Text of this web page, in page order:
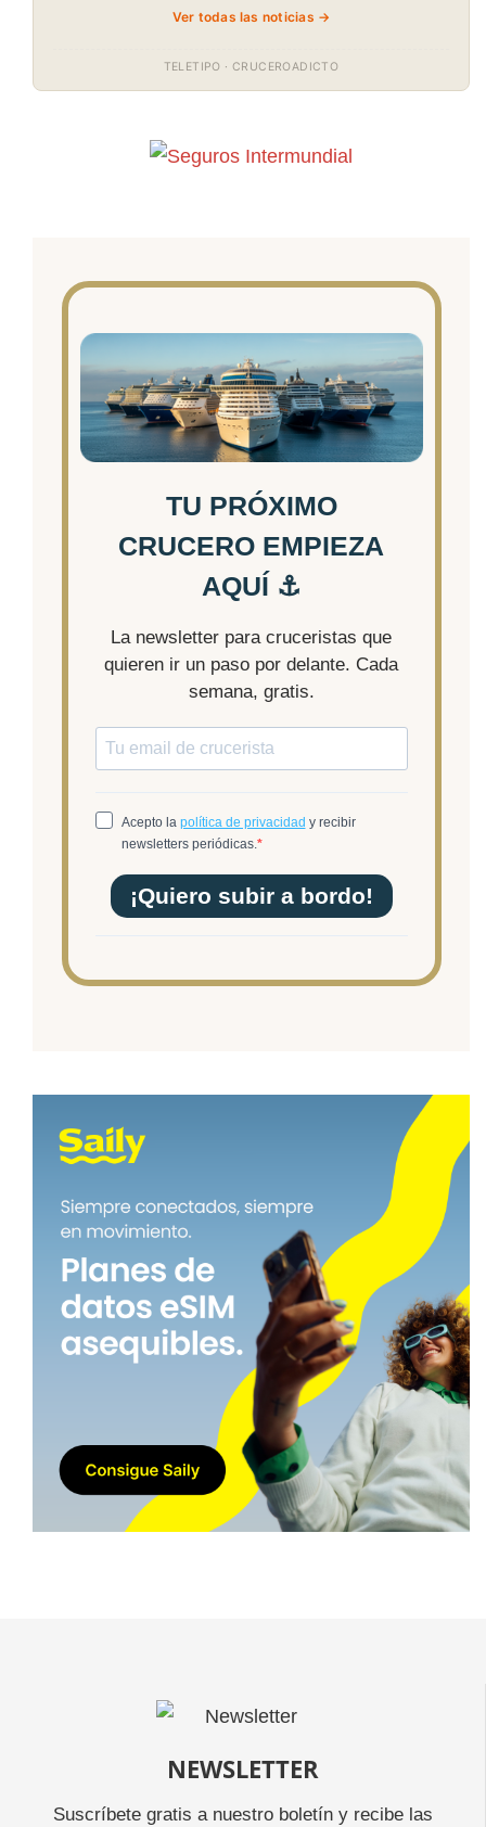
Ver todas las noticias →
TELETIPO · CRUCEROADICTO
NEWSLETTER
Suscríbete gratis a nuestro boletín y recibe las